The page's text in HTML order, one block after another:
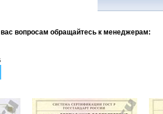
вопросам обращайтесь к менеджерам: